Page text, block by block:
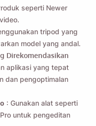
seperti Newer
tripod yang
model yang andal.
Direkomendasikan
aplikasi yang tepat
dan pengoptimalan
: Gunakan alat seperti
untuk pengeditan